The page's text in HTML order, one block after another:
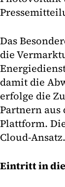
Das
die
damit die
erfolge die
Partnern
Plattform.
Cloud-Ansatz.
Eintritt in